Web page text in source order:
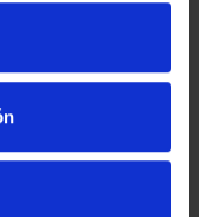
PATRIMONIO
73,00 €